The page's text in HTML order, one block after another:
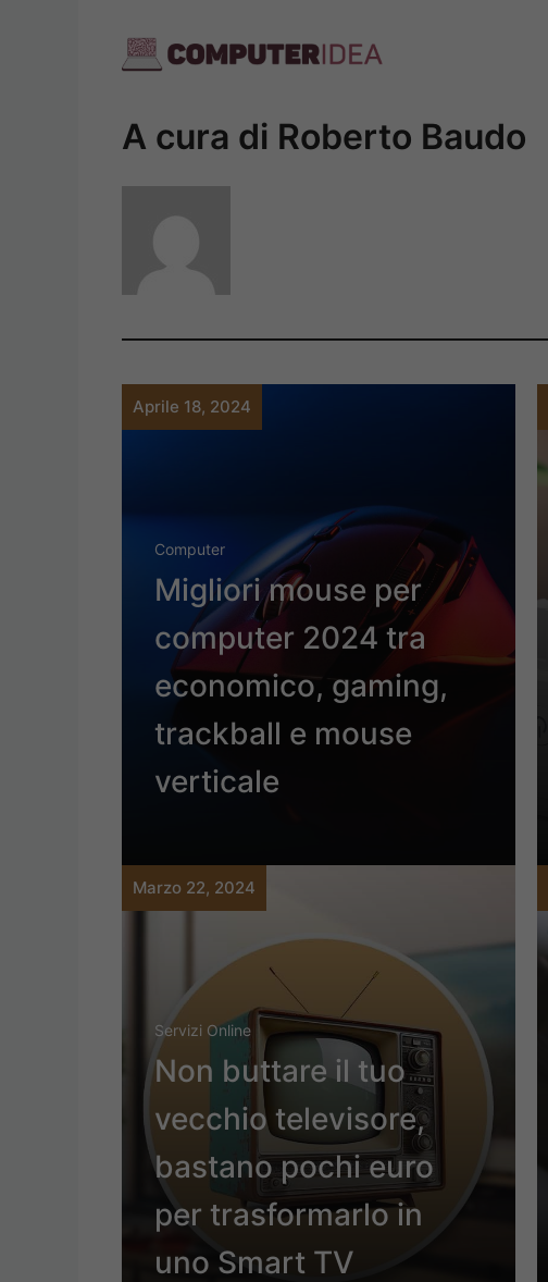
A cura di Roberto Baudo
Aprile 18, 2024
Computer
Migliori mouse per
computer 2024 tra
economico, gaming,
trackball e mouse
verticale
Marzo 22, 2024
Servizi Online
Non buttare il tuo
vecchio televisore,
bastano pochi euro
per trasformarlo in
uno Smart TV